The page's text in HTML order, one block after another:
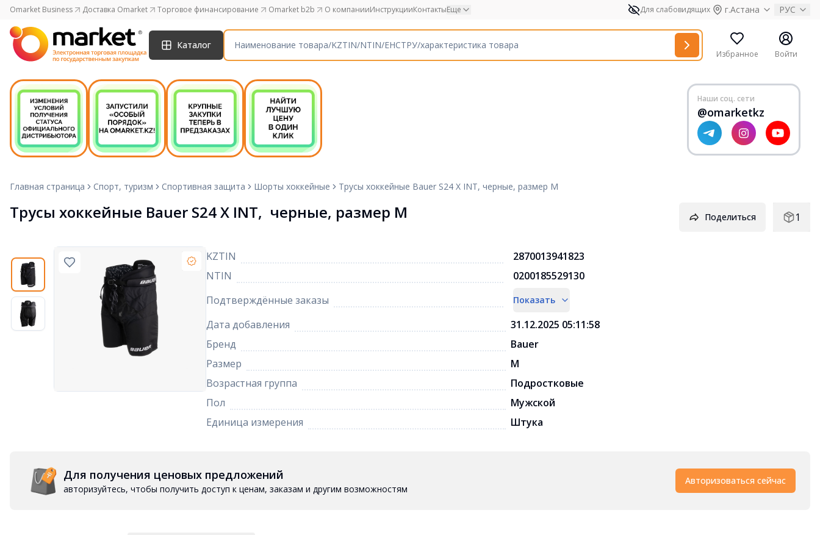
Omarket Business Доставка Omarket Торговое финансирование Omarket b2b О компанииИнструкцииКонтактыЕще Для слабовидящих г.Астана РУС
Каталог
Избранное Войти
Наши соц. сети
@omarketkz
Главная страница Спорт, туризм Спортивная защита Шорты хоккейные Трусы хоккейные Bauer S24 X INT, черные, размер M
Трусы хоккейные Bauer S24 X INT,  черные, размер M Поделиться 1
KZTIN
2870013941823
NTIN
0200185529130
Подтверждённые заказы
Показать
Дата добавления
31.12.2025 05:11:58
Бренд
Bauer
Размер
M
Возрастная группа
Подростковые
Пол
Мужской
Единица измерения
Штука
Для получения ценовых предложений
авторизуйтесь, чтобы получить доступ к ценам, заказам и другим возможностям
Авторизоваться сейчас